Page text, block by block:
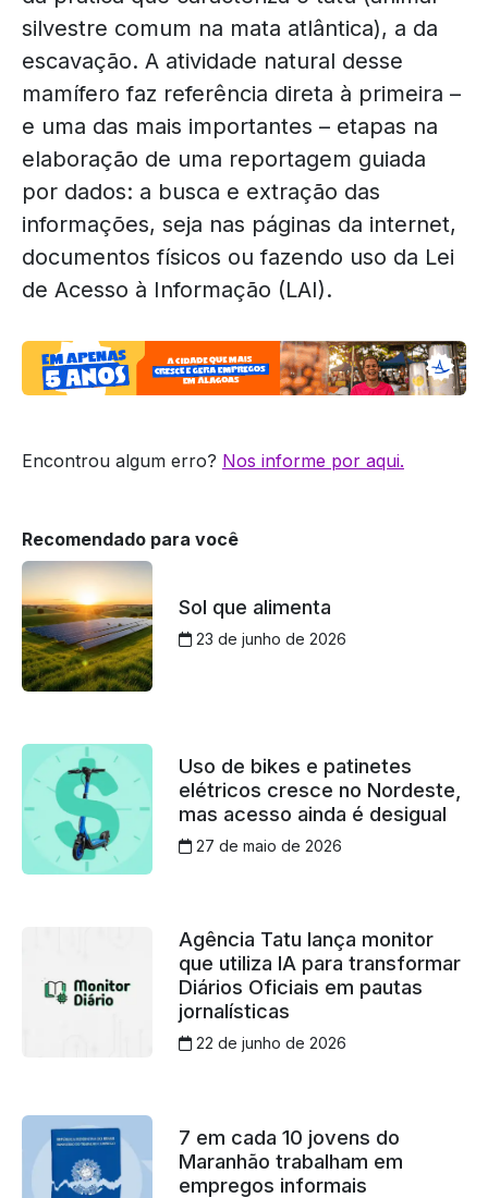
silvestre comum na mata atlântica), a da
escavação. A atividade natural desse
mamífero faz referência direta à primeira –
e uma das mais importantes – etapas na
elaboração de uma reportagem guiada
por dados: a busca e extração das
informações, seja nas páginas da internet,
documentos físicos ou fazendo uso da Lei
de Acesso à Informação (LAI).
Encontrou algum erro? Nos informe por aqui.
Recomendado para você
Sol que alimenta
23 de junho de 2026
Uso de bikes e patinetes
elétricos cresce no Nordeste,
mas acesso ainda é desigual
27 de maio de 2026
Agência Tatu lança monitor
que utiliza IA para transformar
Diários Oficiais em pautas
jornalísticas
22 de junho de 2026
7 em cada 10 jovens do
Maranhão trabalham em
empregos informais